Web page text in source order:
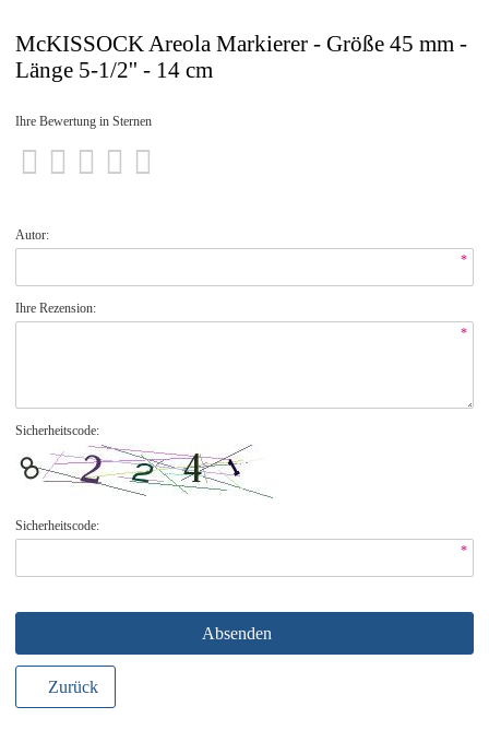
McKISSOCK Areola Markierer - Größe 45 mm -
Länge 5-1/2'' - 14 cm
Ihre Bewertung in Sternen
Autor:
*
Ihre Rezension:
*
Sicherheitscode:
Sicherheitscode:
*
Absenden
Zurück